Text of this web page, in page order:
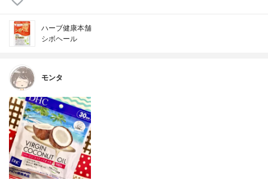
ハーブ健康本舗
シボヘール
モンタ